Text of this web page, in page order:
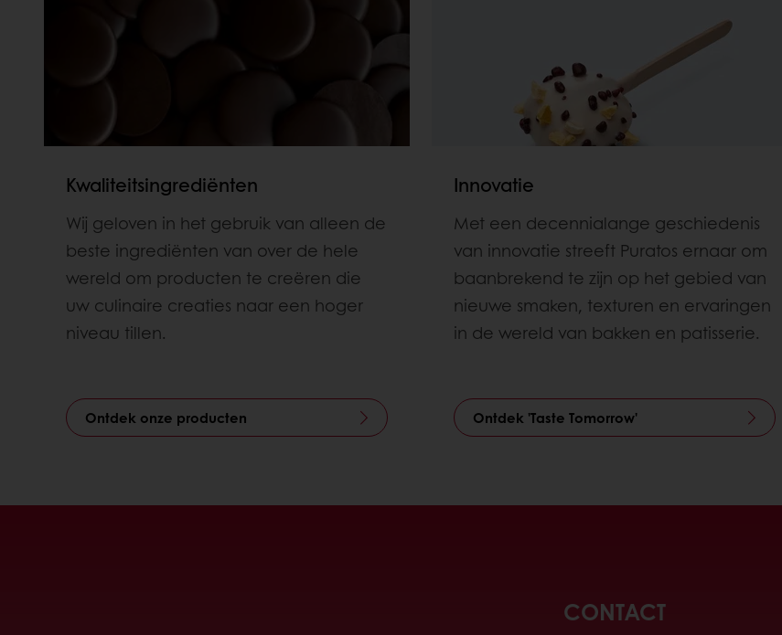
Kwaliteitsingrediënten
Wij geloven in het gebruik van alleen de
beste ingrediënten van over de hele
wereld om producten te creëren die
uw culinaire creaties naar een hoger
niveau tillen.
Ontdek onze producten
Innovatie
Met een decennialange geschiedenis
van innovatie streeft Puratos ernaar om
baanbrekend te zijn op het gebied van
nieuwe smaken, texturen en ervaringen
in de wereld van bakken en patisserie.
Ontdek 'Taste Tomorrow'
CONTACT